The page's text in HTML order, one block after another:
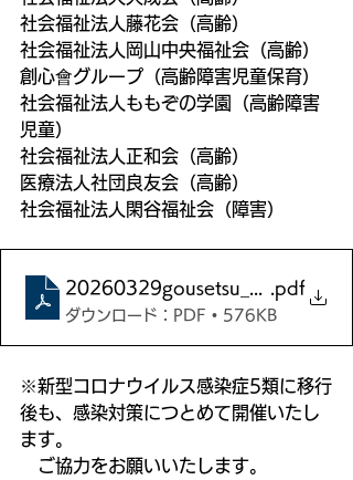
社会福祉法人藤花会（高齢）
社会福祉法人岡山中央福祉会（高齢）
創心會グループ（高齢障害児童保育）
社会福祉法人ももぞの学園（高齢障害
児童）
社会福祉法人正和会（高齢）
医療法人社団良友会（高齢）
社会福祉法人閑谷福祉会（障害）
20260329gousetsu_A4 .pdf
ダウンロード：PDF • 576KB
※新型コロナウイルス感染症5類に移行
後も、感染対策につとめて開催いたし
ます。
ご協力をお願いいたします。